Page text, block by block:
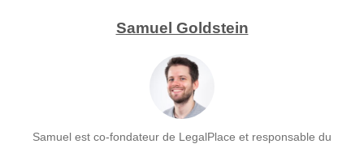
Samuel Goldstein
Samuel est co-fondateur de LegalPlace et responsable du